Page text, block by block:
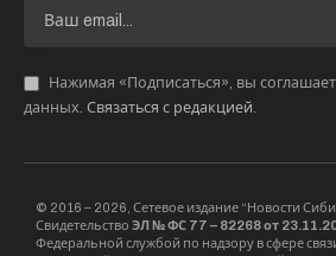
Нажимая «Подписаться», вы
данных. Связаться с редакцией.
© 2016 – 2026, Сетевое издание “Новости
Свидетельство ЭЛ № ФС 77 – 82268 от
Федеральной службой по надзору в сфере